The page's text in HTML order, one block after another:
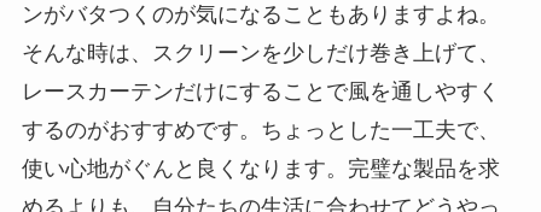
ンがバタつくのが気になることもありますよね。
そんな時は、スクリーンを少しだけ巻き上げて、
レースカーテンだけにすることで風を通しやすく
するのがおすすめです。ちょっとした一工夫で、
使い心地がぐんと良くなります。完璧な製品を求
めるよりも、自分たちの生活に合わせてどうやっ